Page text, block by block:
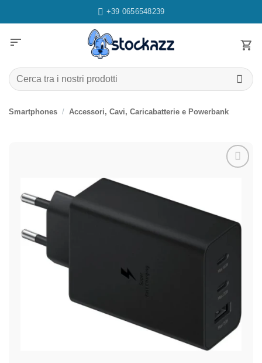
ai
+39 0656548239
sort
Cerca:
Smartphones / Accessori, Cavi, Caricabatterie e Powerbank